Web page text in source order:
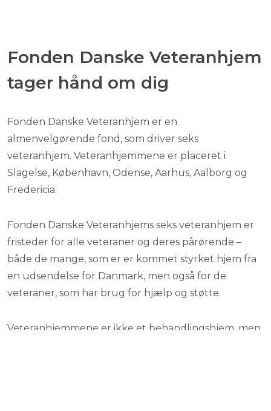
Fonden Danske Veteranhjem
tager hånd om dig
Fonden Danske Veteranhjem er en
almenvelgørende fond, som driver seks
veteranhjem. Veteranhjemmene er placeret i
Slagelse, København, Odense, Aarhus, Aalborg og
Fredericia.​
Fonden Danske Veteranhjems seks veteranhjem er
fristeder for alle veteraner og deres pårørende –
både de mange, som er er kommet styrket hjem fra
en udsendelse for Danmark, men også for de
veteraner, som har brug for hjælp og støtte.​
Veteranhjemmene er ikke et behandlingshjem, men